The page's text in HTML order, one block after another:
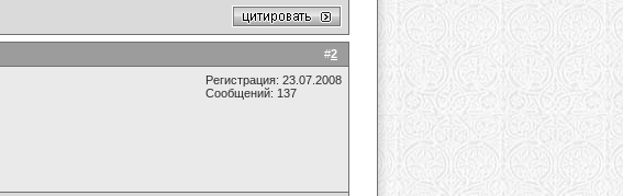
#2
Регистрация: 23.07.2008
Сообщений: 137